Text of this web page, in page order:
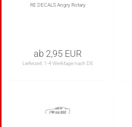
RE DECALS Angry Rotary
ab 2,95 EUR
Lieferzeit: 1-4 Werktage nach DE